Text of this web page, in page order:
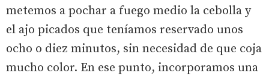
metemos a pochar a fuego medio la cebolla y
el ajo picados que teníamos reservado unos
ocho o diez minutos, sin necesidad de que coja
mucho color. En ese punto, incorporamos una